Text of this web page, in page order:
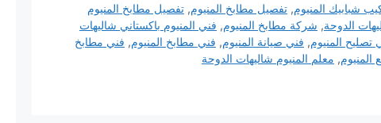
شبابيك المنيوم,تفصيل مطابخ المنيوم,تفصيل مطابخ المنيوم
الدوحة, شركة مطابخ المنيوم, فني المنيوم باكستاني شاليهات
تصليح المنيوم, فني صيانة المنيوم, فني مطابخ المنيوم, فني مطابخ
المنيوم, معلم المنيوم شاليهات الدوحة